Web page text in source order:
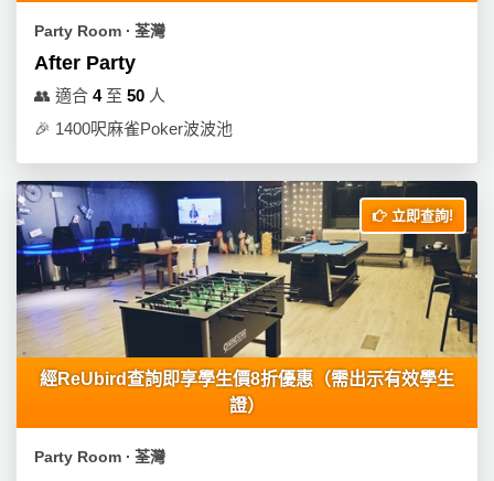
Party Room ∙ 荃灣
After Party
👥 適合 4至 50 人
🎉 1400呎麻雀Poker波波池
立即查詢!
經ReUbird查詢即享學生價8折優惠（需出示有效學生
證）
Party Room ∙ 荃灣